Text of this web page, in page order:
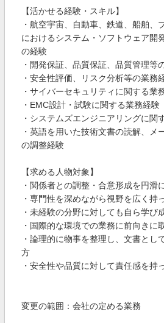
【活かせる経験・スキル】
・航空宇宙、自動車、鉄道、船舶、
におけるシステム・ソフトウェア開
の経験
・開発保証、品質保証、品質管理等
・安全性評価、リスク分析等の業務
・サイバーセキュリティに関する業
・EMC設計・試験に関する業務経験
・システムズエンジニアリングに関
・英語を用いた技術文書の読解、メ
の調整経験
【求める人物対象】
・関係者との調整・合意形成を円滑
・専門性を深めながら視野を広く持
・未経験の分野に対しても自ら学び
・国際的な環境での業務に前向きに
・論理的に物事を整理し、文書とし
方
・安全性や品質に対して責任感を持
変更の範囲：会社の定める業務